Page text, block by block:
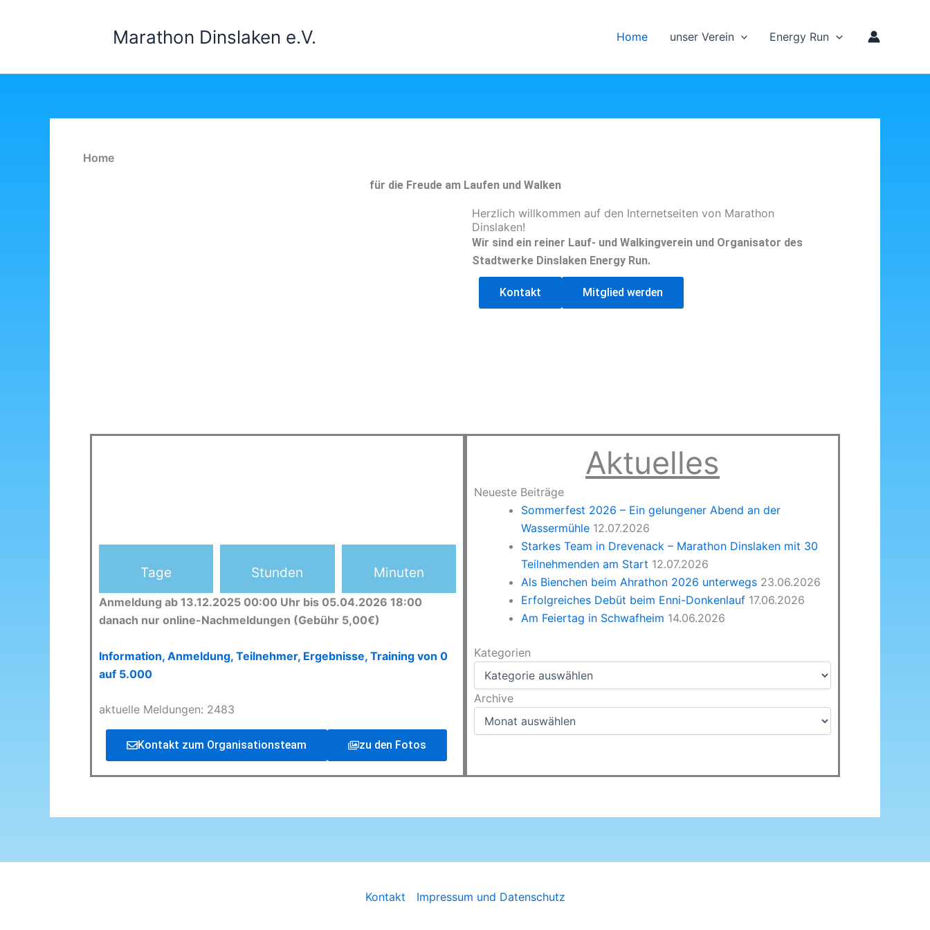
Marathon Dinslaken e.V. Home unser Verein Energy Run
Home
für die Freude am Laufen und Walken
Herzlich willkommen auf den Internetseiten von Marathon
Dinslaken!
Wir sind ein reiner Lauf- und Walkingverein und Organisator des
Stadtwerke Dinslaken Energy Run.
Kontakt Mitglied werden
Tage Stunden Minuten
Anmeldung ab 13.12.2025 00:00 Uhr bis 05.04.2026 18:00
danach nur online-Nachmeldungen (Gebühr 5,00€)
Information, Anmeldung, Teilnehmer, Ergebnisse, Training von 0
auf 5.000
aktuelle Meldungen: 2483
Kontakt zum Organisationsteam zu den Fotos
Aktuelles
Neueste Beiträge
Sommerfest 2026 – Ein gelungener Abend an der
Wassermühle 12.07.2026
Starkes Team in Drevenack – Marathon Dinslaken mit 30
Teilnehmenden am Start 12.07.2026
Als Bienchen beim Ahrathon 2026 unterwegs 23.06.2026
Erfolgreiches Debüt beim Enni-Donkenlauf 17.06.2026
Am Feiertag in Schwafheim 14.06.2026
Kategorien
Kategorien
Archive
Archive
Kontakt Impressum und Datenschutz